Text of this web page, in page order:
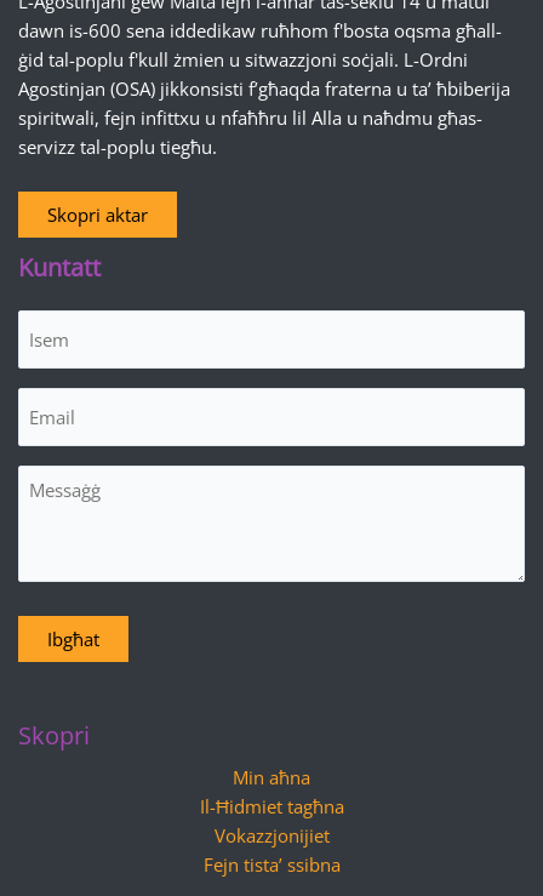
dawn is-600 sena iddedikaw ruħhom f'bosta oqsma għall-
ġid tal-poplu f'kull żmien u sitwazzjoni soċjali. L-Ordni
Agostinjan (OSA) jikkonsisti f’għaqda fraterna u ta’ ħbiberija
spiritwali, fejn infittxu u nfaħħru lil Alla u naħdmu għas-
servizz tal-poplu tiegħu.
Skopri aktar
Kuntatt
Messaġġ
Ibgħat
Skopri
Min aħna
Il-Ħidmiet tagħna
Vokazzjonijiet
Fejn tista’ ssibna